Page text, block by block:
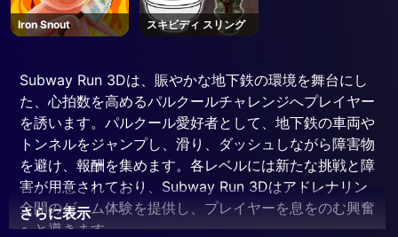
Iron Snout スキビディ スリング
Subway Run 3Dは、賑やかな地下鉄の環境を舞台にし
た、心拍数を高めるパルクールチャレンジへプレイヤー
を誘います。パルクール愛好者として、地下鉄の車両や
トンネルをジャンプし、滑り、ダッシュしながら障害物
を避け、報酬を集めます。各レベルには新たな挑戦と障
害が用意されており、Subway Run 3Dはアドレナリン
全開のゲーム体験を提供し、プレイヤーを息をのむ興奮
へと導きます。
さらに表示